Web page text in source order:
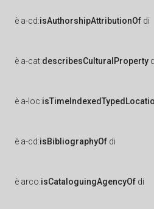
è a-cd:isAuthorshipAttributionOf di
è a-cat:describesCulturalProperty
è a-loc:
è a-cd:isBibliographyOf di
è arco:isCataloguingAgencyOf di